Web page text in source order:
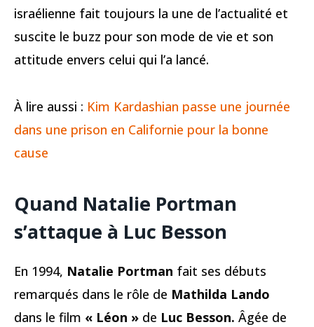
israélienne fait toujours la une de l’actualité et
suscite le buzz pour son mode de vie et son
attitude envers celui qui l’a lancé.
À lire aussi : Kim Kardashian passe une journée
dans une prison en Californie pour la bonne
cause
Quand Natalie Portman
s’attaque à Luc Besson
En 1994, Natalie Portman fait ses débuts
remarqués dans le rôle de Mathilda Lando
dans le film « Léon » de Luc Besson. Âgée de